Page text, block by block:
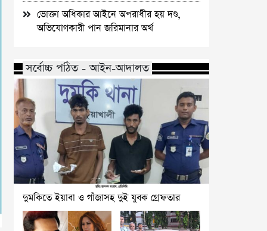
ভোক্তা অধিকার আইনে অপরাধীর হয় দণ্ড,
অভিযোগকারী পান জরিমানার অর্থ
সর্বোচ্চ পঠিত - আইন-আদালত
দুমকিতে ইয়াবা ও গাঁজাসহ দুই যুবক গ্রেফতার